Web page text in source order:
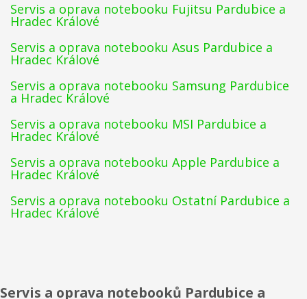
Servis a oprava notebooku Fujitsu Pardubice a
Hradec Králové
Servis a oprava notebooku Asus Pardubice a
Hradec Králové
Servis a oprava notebooku Samsung Pardubice
a Hradec Králové
Servis a oprava notebooku MSI Pardubice a
Hradec Králové
Servis a oprava notebooku Apple Pardubice a
Hradec Králové
Servis a oprava notebooku Ostatní Pardubice a
Hradec Králové
Servis a oprava notebooků Pardubice a